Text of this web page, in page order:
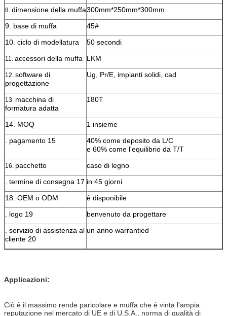
8. dimensione della muffa300mm*250mm*300mm
9. base di muffa
45#
10. ciclo di modellatura
50 secondi
11. accessori della muffa LKM
12. software di
progettazione
Ug, Pr/E, impianti solidi, cad
13. macchina di
formatura adatta
180T
14. MOQ
1 insieme
. pagamento 15
40% come deposito da L/C
e 60% come l'equilibrio da T/T
16. pacchetto
caso di legno
. termine di consegna 17 in 45 giorni
18. OEM o ODM
è disponibile
. logo 19
benvenuto da progettare
. servizio di assistenza al
cliente 20
un anno warrantied
Applicazioni:
Ciò è il massimo rende paricolare e muffa che è vinta l'ampia
reputazione nel mercato di UE e di U.S.A., norma di qualità di